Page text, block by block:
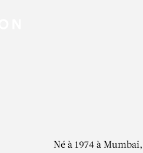
Né à 1974 à